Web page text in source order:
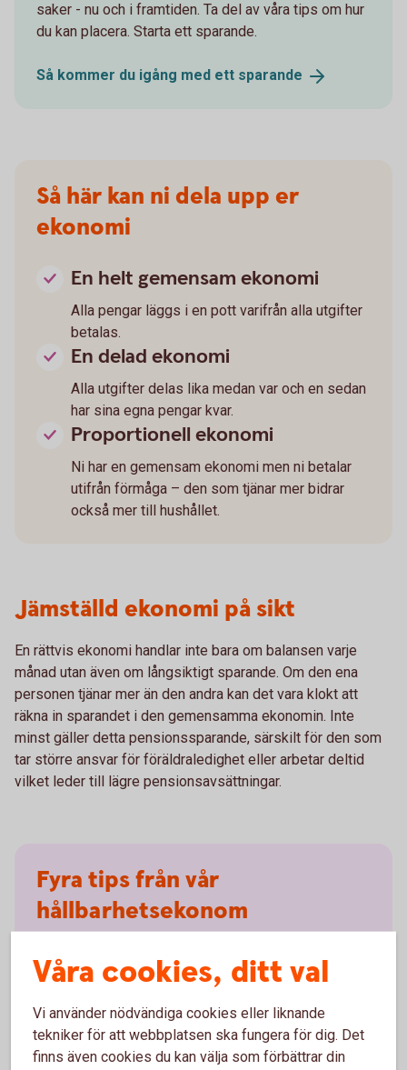
saker - nu och i framtiden. Ta del av våra tips om hur
du kan placera. Starta ett sparande.
Så kommer du igång med ett sparande
Så här kan ni dela upp er
ekonomi
En helt gemensam ekonomi
Alla pengar läggs i en pott varifrån alla utgifter
betalas.
En delad ekonomi
Alla utgifter delas lika medan var och en sedan
har sina egna pengar kvar.
Proportionell ekonomi
Ni har en gemensam ekonomi men ni betalar
utifrån förmåga – den som tjänar mer bidrar
också mer till hushållet.
Jämställd ekonomi på sikt
En rättvis ekonomi handlar inte bara om balansen varje
månad utan även om långsiktigt sparande. Om den ena
personen tjänar mer än den andra kan det vara klokt att
räkna in sparandet i den gemensamma ekonomin. Inte
minst gäller detta pensionssparande, särskilt för den som
tar större ansvar för föräldraledighet eller arbetar deltid
vilket leder till lägre pensionsavsättningar.
Fyra tips från vår
hållbarhetsekonom
Bestäm vad som är rättvist för er
variant utifrån era förutsättningar? Försök
diskutera er fram till en lösning som känns bra.
Och glöm inte hur ni ska hantera oförutsedda
Våra cookies, ditt val
Vi använder nödvändiga cookies eller liknande
tekniker för att webbplatsen ska fungera för dig. Det
finns även cookies du kan välja som förbättrar din